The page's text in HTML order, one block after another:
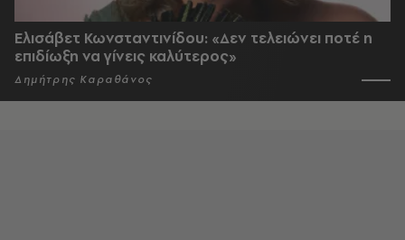
Ελισάβετ Κωνσταντινίδου: «Δεν τελειώνει ποτέ η
επιδίωξη να γίνεις καλύτερος»
Δημήτρης Καραθάνος